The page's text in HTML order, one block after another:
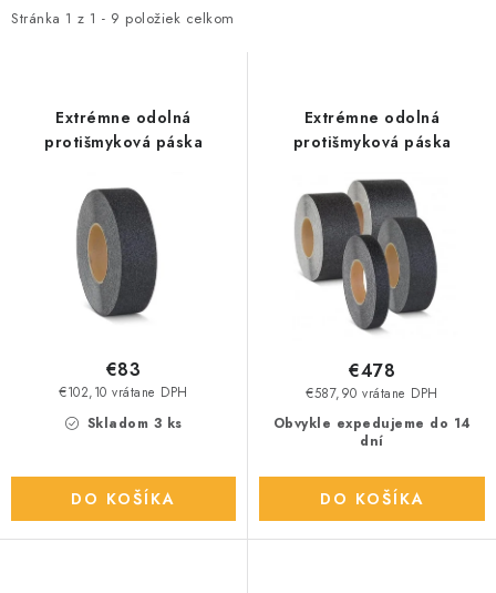
i
Stránka 1 z 1 - 9 položiek celkom
e
Extrémne odolná
protišmyková páska
Skladom 3 ks
€102,10 vrátane DPH
€83
DO KOŠÍKA
Extrémne odolná
protišmyková páska
Obvykle expedujeme do 14
dní
€587,90 vrátane DPH
€478
DO KOŠÍKA